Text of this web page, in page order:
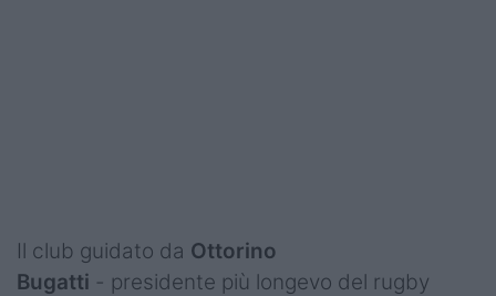
Il club guidato da Ottorino
Bugatti - presidente più longevo del rugby